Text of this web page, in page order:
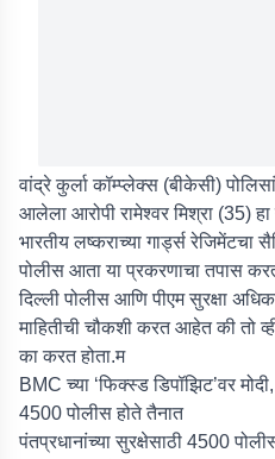
वांद्रे कुर्ला कॉम्प्लेक्स (बीकेसी)
आलेला आरोपी रामेश्वर मिश्रा (35) हा
भारतीय लष्कराच्या गार्ड्स
पोलीस आता या प्रकरणाचा तपास
दिल्ली पोलीस आणि पीएम सुरक्षा
माहितीची चौकशी करत आहेत की तो
का करत होता.म
BMC च्या ‘फिक्स्ड डिपॉझिट’वर
4500 पोलीस होते तैनात
पंतप्रधानांच्या सुरक्षेसाठी 4500